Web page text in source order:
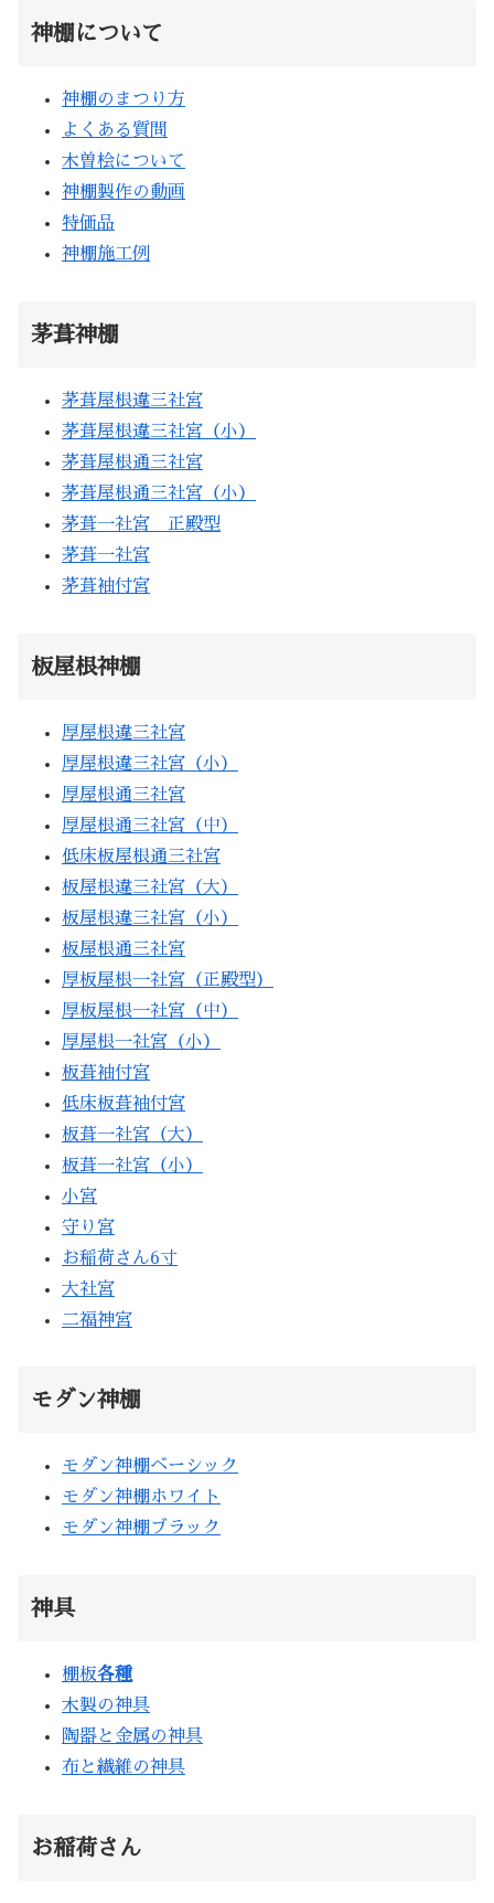
神棚について
神棚のまつり方
よくある質問
木曽桧について
神棚製作の動画
特価品
神棚施工例
茅葺神棚
茅葺屋根違三社宮
茅葺屋根違三社宮（小）
茅葺屋根通三社宮
茅葺屋根通三社宮（小）
茅葺一社宮 正殿型
茅葺一社宮
茅葺袖付宮
板屋根神棚
厚屋根違三社宮
厚屋根違三社宮（小）
厚屋根通三社宮
厚屋根通三社宮（中）
低床板屋根通三社宮
板屋根違三社宮（大）
板屋根違三社宮（小）
板屋根通三社宮
厚板屋根一社宮（正殿型）
厚板屋根一社宮（中）
厚屋根一社宮（小）
板葺袖付宮
低床板葺袖付宮
板葺一社宮（大）
板葺一社宮（小）
小宮
守り宮
お稲荷さん6寸
大社宮
二福神宮
モダン神棚
モダン神棚ベーシック
モダン神棚ホワイト
モダン神棚ブラック
神具
棚板各種
木製の神具
陶器と金属の神具
布と繊維の神具
お稲荷さん